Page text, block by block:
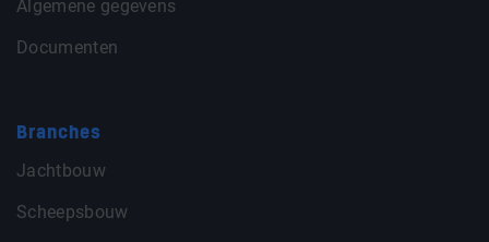
Algemene gegevens
Documenten
Branches
Jachtbouw
Scheepsbouw